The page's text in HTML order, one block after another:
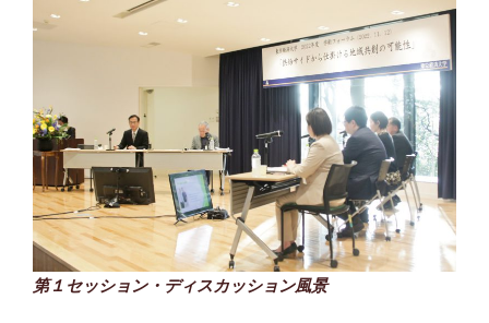
第１セッション・ディスカッション風景